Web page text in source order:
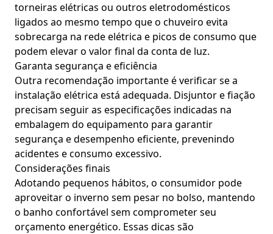
torneiras elétricas ou outros eletrodomésticos
ligados ao mesmo tempo que o chuveiro evita
sobrecarga na rede elétrica e picos de consumo que
podem elevar o valor final da conta de luz.
Garanta segurança e eficiência
Outra recomendação importante é verificar se a
instalação elétrica está adequada. Disjuntor e fiação
precisam seguir as especificações indicadas na
embalagem do equipamento para garantir
segurança e desempenho eficiente, prevenindo
acidentes e consumo excessivo.
Considerações finais
Adotando pequenos hábitos, o consumidor pode
aproveitar o inverno sem pesar no bolso, mantendo
o banho confortável sem comprometer seu
orçamento energético. Essas dicas são